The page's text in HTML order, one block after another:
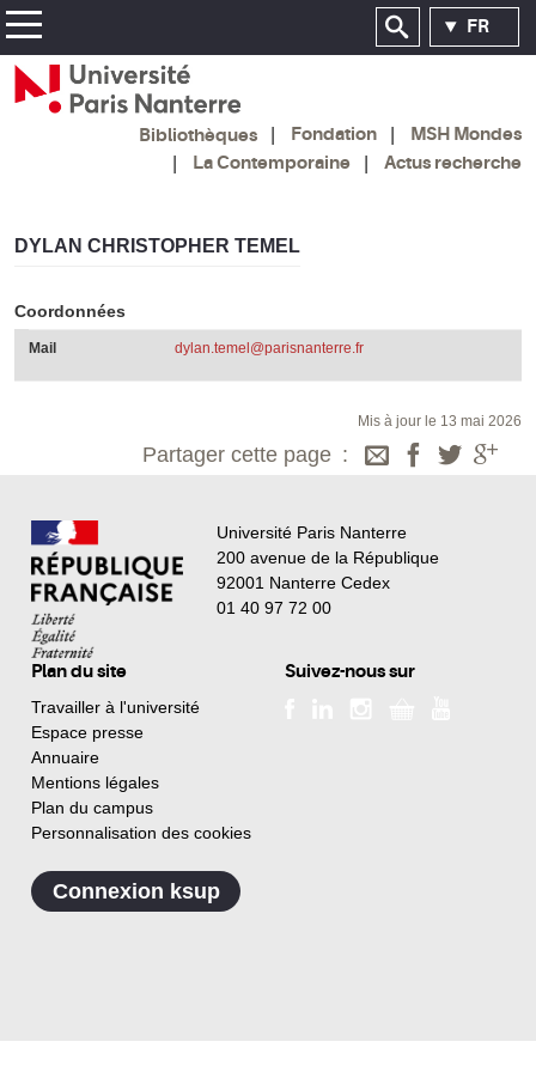
FR
Bibliothèques Fondation
MSH Mondes
La Contemporaine
Actus recherche
DYLAN CHRISTOPHER TEMEL
Coordonnées
Mail dylan.temel@parisnanterre.fr
Mis à jour le 13 mai 2026
Partager cette page
Université Paris Nanterre
200 avenue de la République
92001 Nanterre Cedex
01 40 97 72 00
Plan du site
Travailler à l'université
Espace presse
Annuaire
Mentions légales
Plan du campus
Personnalisation des cookies
Suivez-nous sur
Connexion ksup